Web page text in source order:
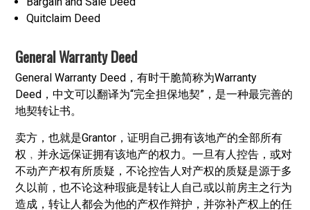
Quitclaim Deed
General Warranty Deed
General Warranty Deed，有时干脆简称为Warranty
Deed，中文可以翻译为“完全担保地契”，是一种最完善的
地契转让书。
卖方，也就是Grantor，证明自己拥有该地产的全部所有
权﹐并永远保证拥有该地产的权力。一旦有人控告，或对
不动产产权有所质疑，不论控告人对产权的质疑是源于多
久以前，也不论这种瑕疵是转让人自己或以前房主之行为
造成，转让人都会为他的产权作辩护，并弥补产权上的任